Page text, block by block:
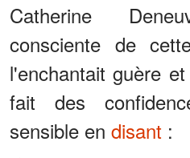
Catherine
consciente de
l'enchantait guère
fait des
sensible en disant :